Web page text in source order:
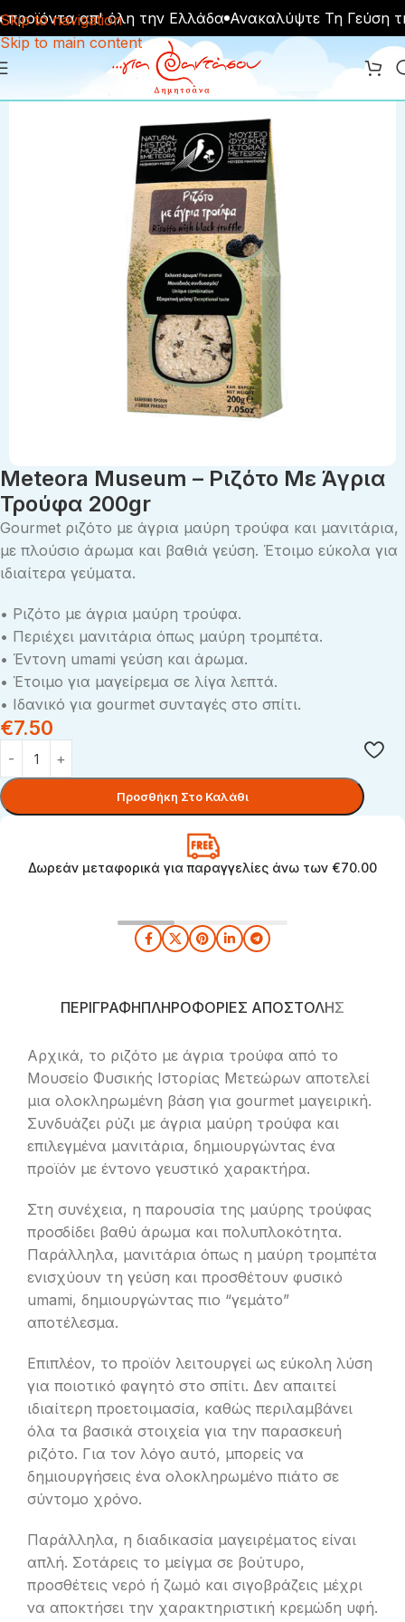
Skip to navigation
Skip to main content
απ' όλη την Ελλάδα Ανακαλύψτε Τη Γεύση
Meteora Museum – Ριζότο Με Άγρια
Τρούφα 200gr
Gourmet ριζότο με άγρια μαύρη τρούφα και μανιτάρια,
με πλούσιο άρωμα και βαθιά γεύση. Έτοιμο εύκολα για
ιδιαίτερα γεύματα.
• Ριζότο με άγρια μαύρη τρούφα.
• Περιέχει μανιτάρια όπως μαύρη τρομπέτα.
• Έντονη umami γεύση και άρωμα.
• Έτοιμο για μαγείρεμα σε λίγα λεπτά.
• Ιδανικό για gourmet συνταγές στο σπίτι.
€7.50
Προσθήκη Στο Καλάθι
Δωρεάν μεταφορικά για παραγγελίες άνω των €70.00
ΠΕΡΙΓΡΑΦΉΠΛΗΡΟΦΟΡΊΕΣ ΑΠΟΣΤΟΛΉΣ
Αρχικά, το ριζότο με άγρια τρούφα από το
Μουσείο Φυσικής Ιστορίας Μετεώρων αποτελεί
μια ολοκληρωμένη βάση για gourmet μαγειρική.
Συνδυάζει ρύζι με άγρια μαύρη τρούφα και
επιλεγμένα μανιτάρια, δημιουργώντας ένα
προϊόν με έντονο γευστικό χαρακτήρα.
Στη συνέχεια, η παρουσία της μαύρης τρούφας
προσδίδει βαθύ άρωμα και πολυπλοκότητα.
Παράλληλα, μανιτάρια όπως η μαύρη τρομπέτα
ενισχύουν τη γεύση και προσθέτουν φυσικό
umami, δημιουργώντας πιο “γεμάτο”
αποτέλεσμα.
Επιπλέον, το προϊόν λειτουργεί ως εύκολη λύση
για ποιοτικό φαγητό στο σπίτι. Δεν απαιτεί
ιδιαίτερη προετοιμασία, καθώς περιλαμβάνει
όλα τα βασικά στοιχεία για την παρασκευή
ριζότο. Για τον λόγο αυτό, μπορείς να
δημιουργήσεις ένα ολοκληρωμένο πιάτο σε
σύντομο χρόνο.
Παράλληλα, η διαδικασία μαγειρέματος είναι
απλή. Σοτάρεις το μείγμα σε βούτυρο,
προσθέτεις νερό ή ζωμό και σιγοβράζεις μέχρι
να αποκτήσει την χαρακτηριστική κρεμώδη υφή.